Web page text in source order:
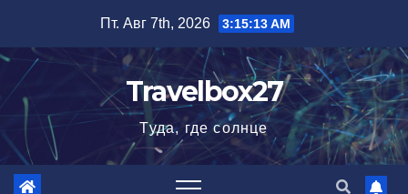
содержимому
Пт. Авг 7th, 2026 3:15:14 AM
Travelbox27
Туда, где солнце